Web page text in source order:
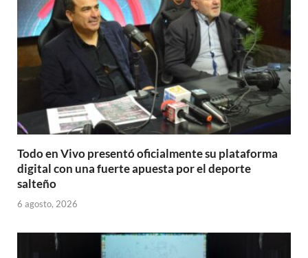
Todo en Vivo presentó oficialmente su plataforma
digital con una fuerte apuesta por el deporte
salteño
6 agosto, 2026